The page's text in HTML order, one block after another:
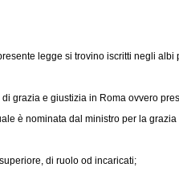
legge si trovino iscritti negli albi
grazia e giustizia in Roma ovvero
è nominata dal ministro per la
di ruolo od incaricati;